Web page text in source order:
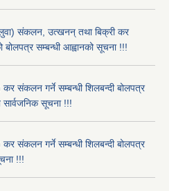
संकलन, उत्खनन् तथा बिक्री कर
बोलपत्र सम्बन्धी आह्वानको सूचना !!!
कर संकलन गर्ने सम्बन्धी शिलबन्दी बोलपत्र
सार्वजनिक सूचना !!!
कर संकलन गर्ने सम्बन्धी शिलबन्दी बोलपत्र
!!!